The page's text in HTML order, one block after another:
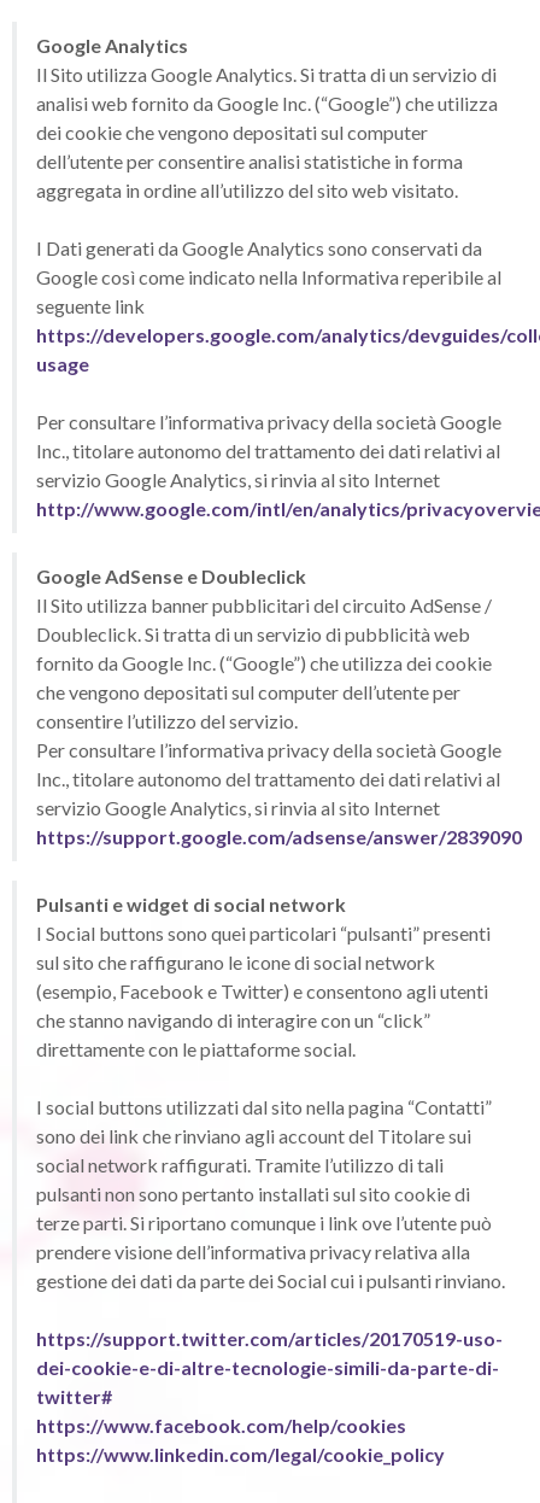
Google Analytics
Il Sito utilizza Google Analytics. Si tratta di un servizio di
analisi web fornito da Google Inc. (“Google”) che utilizza
dei cookie che vengono depositati sul computer
dell’utente per consentire analisi statistiche in forma
aggregata in ordine all’utilizzo del sito web visitato.
I Dati generati da Google Analytics sono conservati da
Google così come indicato nella Informativa reperibile al
seguente link
https://developers.google.com/analytics/devguides/
usage
Per consultare l’informativa privacy della società Google
Inc., titolare autonomo del trattamento dei dati relativi al
servizio Google Analytics, si rinvia al sito Internet
http://www.google.com/intl/en/analytics/
Google AdSense e Doubleclick
Il Sito utilizza banner pubblicitari del circuito AdSense /
Doubleclick. Si tratta di un servizio di pubblicità web
fornito da Google Inc. (“Google”) che utilizza dei cookie
che vengono depositati sul computer dell’utente per
consentire l’utilizzo del servizio.
Per consultare l’informativa privacy della società Google
Inc., titolare autonomo del trattamento dei dati relativi al
servizio Google Analytics, si rinvia al sito Internet
https://support.google.com/adsense/answer/2839090
Pulsanti e widget di social network
I Social buttons sono quei particolari “pulsanti” presenti
sul sito che raffigurano le icone di social network
(esempio, Facebook e Twitter) e consentono agli utenti
che stanno navigando di interagire con un “click”
direttamente con le piattaforme social.
I social buttons utilizzati dal sito nella pagina “Contatti”
sono dei link che rinviano agli account del Titolare sui
social network raffigurati. Tramite l’utilizzo di tali
pulsanti non sono pertanto installati sul sito cookie di
terze parti. Si riportano comunque i link ove l’utente può
prendere visione dell’informativa privacy relativa alla
gestione dei dati da parte dei Social cui i pulsanti rinviano.
https://support.twitter.com/articles/20170519-uso-
dei-cookie-e-di-altre-tecnologie-simili-da-parte-di-
twitter#
https://www.facebook.com/help/cookies
https://www.linkedin.com/legal/cookie_policy